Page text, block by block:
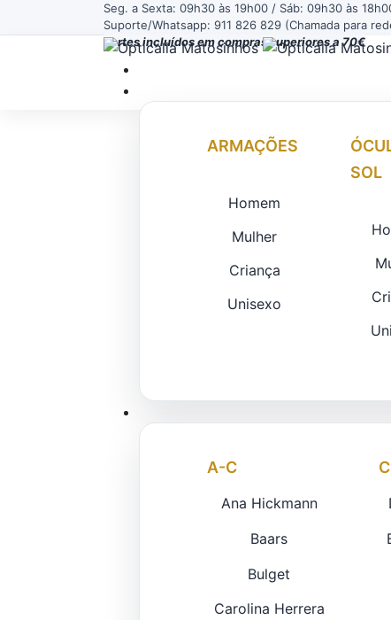
Seg. a Sexta: 09h30 às 19h00 / Sáb: 09h30 às
Suporte/Whatsapp: 911 826 829 (Chamada para
Portes incluídos em compras superiores a 70€
ARMAÇÕES
Homem
Mulher
Criança
Unisexo
SOL
A-C
Ana Hickmann
Baars
Bulget
Carolina Herrera
Click to enlarge